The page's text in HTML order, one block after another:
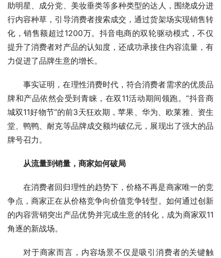
助明星、成分党、美妆垂类等多种类型的达人，围绕成分进
行内容种草，引导消费者搜索成交，通过货架场实现销售转
化，销售额超过1200万。抖音电商的双轮驱动模式，不仅
提升了消费者对产品的认知度，还成功承接住内容流量，有
力促进了品牌生意的增长。
事实证明，在理性消费时代，符合消费者需求的优质品
牌和产品依然会受到青睐，在双11活动期间领跑。“抖音商
城双11好物节”的前3天狂欢期，苹果、华为、欧莱雅、资生
堂、鸭鸭、耐克等品牌成交额均破亿元，展现出了强大的品
牌号召力。
从流量到销量，商家如何破局
在消费者回归理性的趋势下，价格不再是商家唯一的竞
争点，商家正在从价格竞争向价值竞争转型。如何通过创新
的内容营销突出产品优势并完成生意的转化，成为商家双11
角逐的新战场。
对于商家而言，内容场景不仅是吸引消费者的关键触